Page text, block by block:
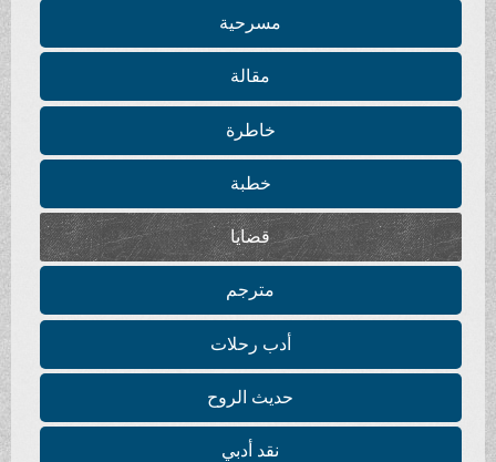
مسرحية
مقالة
خاطرة
خطبة
قضايا
مترجم
أدب رحلات
حديث الروح
نقد أدبي